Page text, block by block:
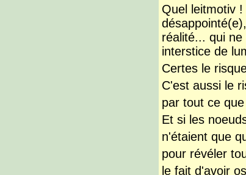
Quel leitmotiv
réalité... qui
interstice de
Certes le
C'est aussi le
par tout ce
Et si les
n'étaient que
pour révéler
le fait d'avoir